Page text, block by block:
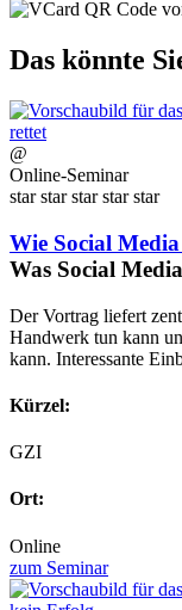
Das könnte
@
Online-Seminar
star star star star star
Wie Social
Was Social
Der Vortrag liefert
Handwerk tun kann
kann. Interessante
Kürzel:
GZI
Ort:
Online
zum Seminar